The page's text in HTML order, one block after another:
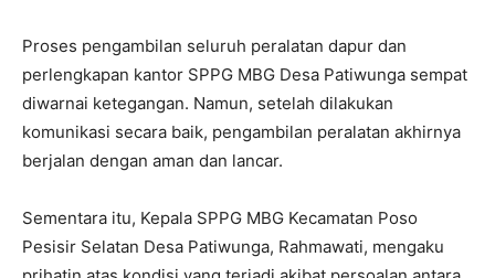
Proses pengambilan seluruh peralatan dapur dan
perlengkapan kantor SPPG MBG Desa Patiwunga sempat
diwarnai ketegangan. Namun, setelah dilakukan
komunikasi secara baik, pengambilan peralatan akhirnya
berjalan dengan aman dan lancar.
Sementara itu, Kepala SPPG MBG Kecamatan Poso
Pesisir Selatan Desa Patiwunga, Rahmawati, mengaku